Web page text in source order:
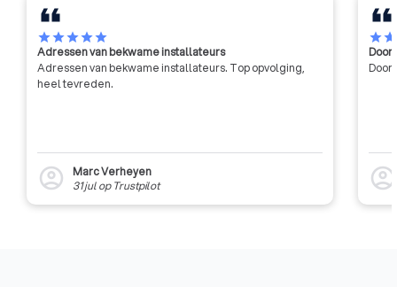
starstarstarstarstar
Adressen van bekwame installateurs
Adressen van bekwame installateurs. Top opvolging,
heel tevreden.
account_circle
Marc Verheyen
31 julop Trustpilot
starstar
Door
Door
account_circle